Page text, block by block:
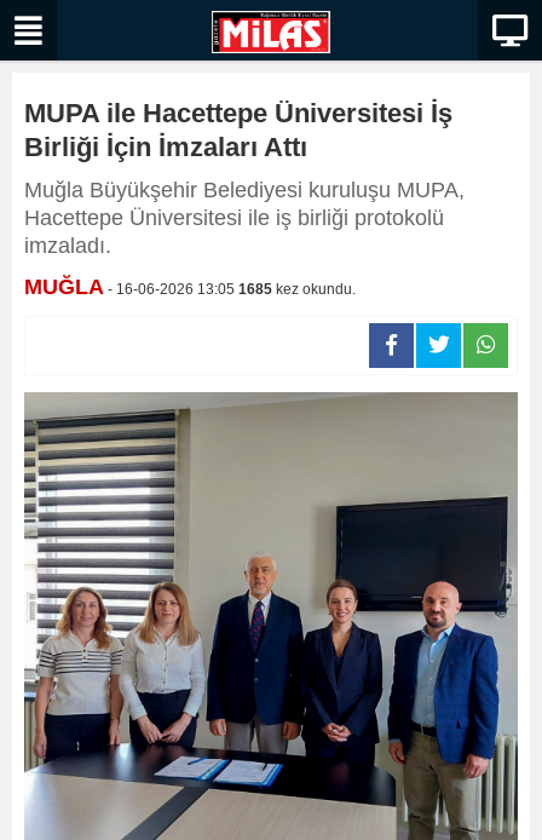
MUPA ile Hacettepe Üniversitesi İş
Birliği İçin İmzaları Attı
Muğla Büyükşehir Belediyesi kuruluşu MUPA,
Hacettepe Üniversitesi ile iş birliği protokolü
imzaladı.
MUĞLA - 16-06-2026 13:05 1685 kez okundu.